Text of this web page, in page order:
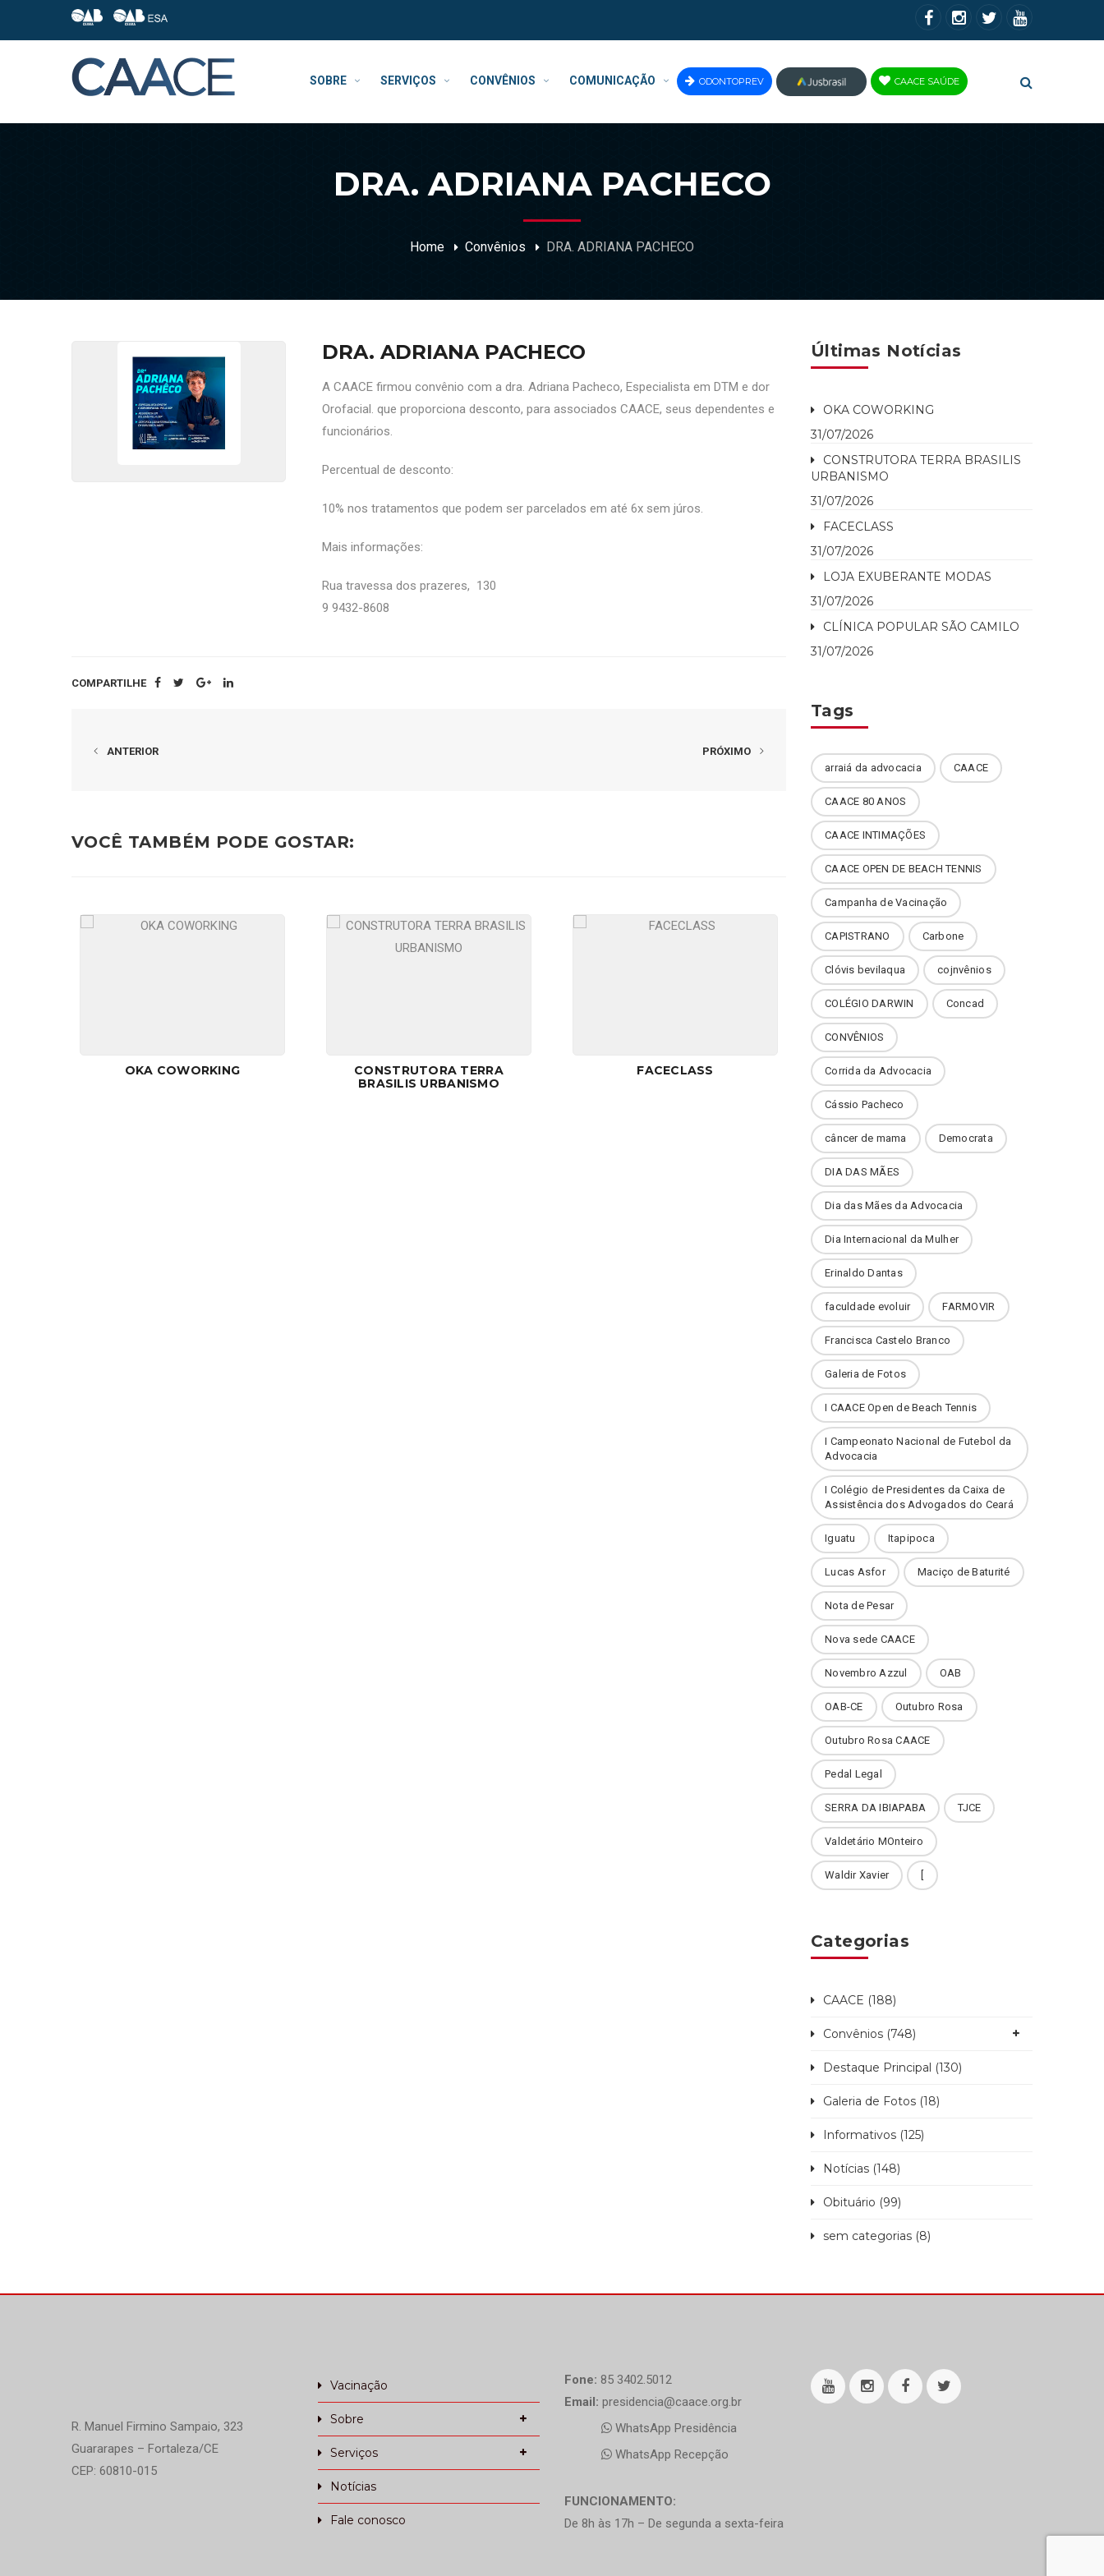
SOBRE SERVIÇOS CONVÊNIOS COMUNICAÇÃO ODONTOPREV
JUS
CAACE SAÚDE
DRA. ADRIANA PACHECO
Home Convênios DRA. ADRIANA PACHECO
DRA. ADRIANA PACHECO
A CAACE firmou convênio com a dra. Adriana Pacheco, Especialista em DTM e dor
Orofacial. que proporciona desconto, para associados CAACE, seus dependentes e
funcionários.
Percentual de desconto:
10% nos tratamentos que podem ser parcelados em até 6x sem júros.
Mais informações:
Rua travessa dos prazeres, 130
9 9432-8608
COMPARTILHE
ANTERIOR PRÓXIMO
VOCÊ TAMBÉM PODE GOSTAR:
OKA COWORKING
CONSTRUTORA TERRA
BRASILIS URBANISMO
FACECLASS
Últimas Notícias
OKA COWORKING
31/07/2026
CONSTRUTORA TERRA BRASILIS
URBANISMO
31/07/2026
FACECLASS
31/07/2026
LOJA EXUBERANTE MODAS
31/07/2026
CLÍNICA POPULAR SÃO CAMILO
31/07/2026
Tags
arraiá da advocacia CAACE
CAACE 80 ANOS
CAACE INTIMAÇÕES
CAACE OPEN DE BEACH TENNIS
Campanha de Vacinação
CAPISTRANO Carbone
Clóvis bevilaqua cojnvênios
COLÉGIO DARWIN Concad
CONVÊNIOS
Corrida da Advocacia
Cássio Pacheco
câncer de mama Democrata
DIA DAS MÃES
Dia das Mães da Advocacia
Dia Internacional da Mulher
Erinaldo Dantas
faculdade evoluir FARMOVIR
Francisca Castelo Branco
Galeria de Fotos
I CAACE Open de Beach Tennis
I Campeonato Nacional de Futebol da
Advocacia
I Colégio de Presidentes da Caixa de
Assistência dos Advogados do Ceará
Iguatu Itapipoca
Lucas Asfor Maciço de Baturité
Nota de Pesar
Nova sede CAACE
Novembro Azzul OAB
OAB-CE Outubro Rosa
Outubro Rosa CAACE
Pedal Legal
SERRA DA IBIAPABA TJCE
Valdetário MOnteiro
Waldir Xavier
Categorias
CAACE (188)
Convênios (748)
Destaque Principal (130)
Galeria de Fotos (18)
Informativos (125)
Notícias (148)
Obituário (99)
sem categorias (8)
R. Manuel Firmino Sampaio, 323
Guararapes – Fortaleza/CE
CEP: 60810-015
Vacinação
Sobre
Serviços
Notícias
Fale conosco
Fone: 85 3402.5012
Email: presidencia@caace.org.br
WhatsApp Presidência
WhatsApp Recepção
FUNCIONAMENTO:
De 8h às 17h – De segunda a sexta-feira